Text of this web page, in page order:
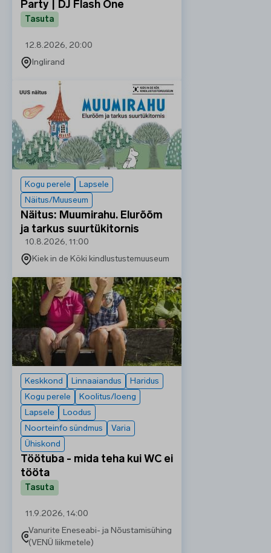
Party | DJ Flash One
Tasuta
12.8.2026, 20:00
Inglirand
Kogu perele
Lapsele
Näitus/Muuseum
Näitus: Muumirahu. Elurõõm
ja tarkus suurtükitornis
10.8.2026, 11:00
Kiek in de Köki kindlustustemuuseum
Keskkond Linnaaiandus
Haridus
Kogu perele
Koolitus/loeng
Lapsele
Loodus
Noorteinfo sündmus
Varia
Ühiskond
Töötuba - mida teha kui WC ei
tööta
Tasuta
11.9.2026, 14:00
Vanurite Eneseabi- ja Nõustamisühing
(VENÜ liikmetele)